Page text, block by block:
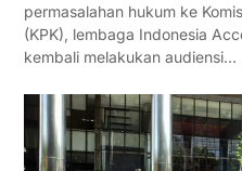
permasalahan hukum ke
(KPK), lembaga Indonesia
kembali melakukan audiensi…